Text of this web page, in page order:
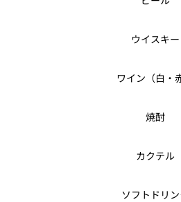
ウイスキー
ワイン（白・
焼酎
カクテル
ソフトドリン